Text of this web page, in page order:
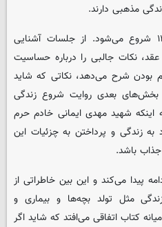
مذهبی دارند.
روایت این خاطرات از سال ۱۳۸۵ شروع می‌شود. از جلسات آشنایی
عقد، نکات جالبی را درباره حساسیت
بودن شرح می‌دهد، نکاتی که شاید
بعدی روایت شروع زندگی
اینکه شهید مهدی ایمانی خادم حرم
زندگی و پرداختن به چزئیات این
باشد.
پیدا می‌کند و این بین خاطراتی از
مثل تولد بچه‌ها و بیماری و
کتاب اتفاقی می‌افتد که شاید اگر